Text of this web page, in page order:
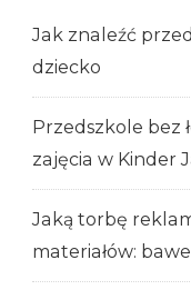
Jak znaleźć
dziecko
Przedszkole bez
zajęcia w Kinder
Jaką torbę
materiałów: